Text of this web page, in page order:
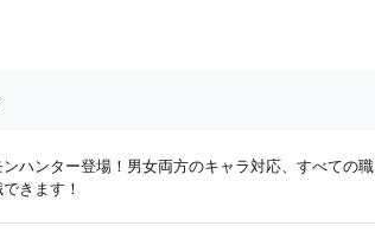
ハンター登場！男女両方のキャラ対応、すべての職
きます！